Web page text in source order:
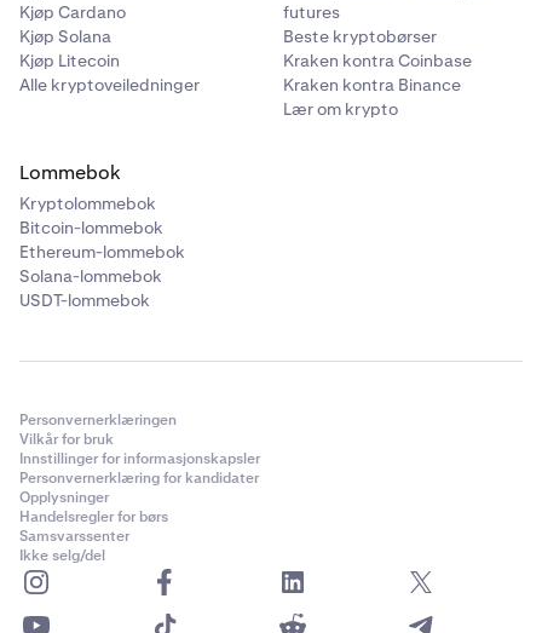
Kjøp Cardano
Kjøp Solana
Kjøp Litecoin
Alle kryptoveiledninger
futures
Beste kryptobørser
Kraken kontra Coinbase
Kraken kontra Binance
Lær om krypto
Lommebok
Kryptolommebok
Bitcoin-lommebok
Ethereum-lommebok
Solana-lommebok
USDT-lommebok
Personvernerklæringen
Vilkår for bruk
Innstillinger for informasjonskapsler
Personvernerklæring for kandidater
Opplysninger
Handelsregler for børs
Samsvarssenter
Ikke selg/del